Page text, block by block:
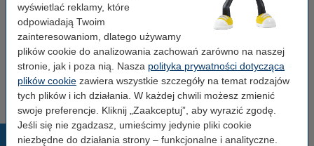
wyświetlać reklamy, które
odpowiadają Twoim
zainteresowaniom, dlatego używamy
plików cookie do analizowania zachowań zarówno na naszej
stronie, jak i poza nią. Nasza polityka prywatności dotycząca
plików cookie zawiera wszystkie szczegóły na temat rodzajów
tych plików i ich działania. W każdej chwili możesz zmienić
swoje preferencje. Kliknij „Zaakceptuj”, aby wyrazić zgodę.
Jeśli się nie zgadzasz, umieścimy jedynie pliki cookie
niezbędne do działania strony – funkcjonalne i analityczne.
Kliknij i sprawdź całą specyfikacje
Dostępny
Zamów na poniedziałek
7,50 zł Zamawiam
Popularne produkty